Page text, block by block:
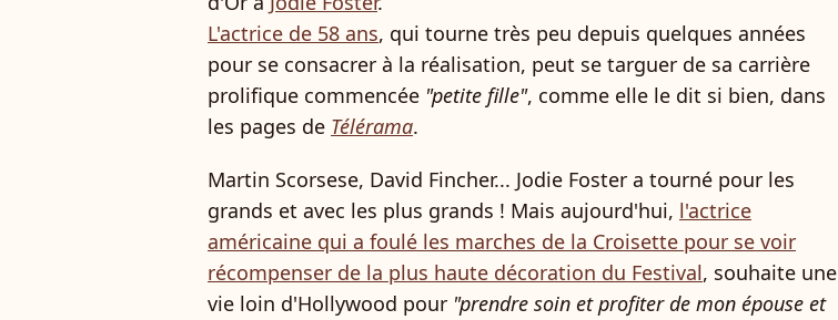
L'actrice de 58 ans, qui tourne très peu depuis quelques années
pour se consacrer à la réalisation, peut se targuer de sa carrière
prolifique commencée "petite fille", comme elle le dit si bien, dans
les pages de Télérama.
Martin Scorsese, David Fincher... Jodie Foster a tourné pour les
grands et avec les plus grands ! Mais aujourd'hui, l'actrice
américaine qui a foulé les marches de la Croisette pour se voir
récompenser de la plus haute décoration du Festival, souhaite une
vie loin d'Hollywood pour "prendre soin et profiter de mon épouse et